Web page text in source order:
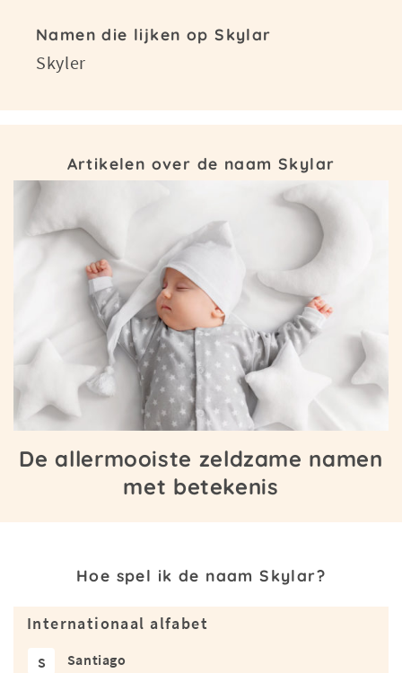
Namen die lijken op Skylar
Skyler
Artikelen over de naam Skylar
De allermooiste zeldzame namen
met betekenis
Hoe spel ik de naam Skylar?
Internationaal alfabet
S Santiago